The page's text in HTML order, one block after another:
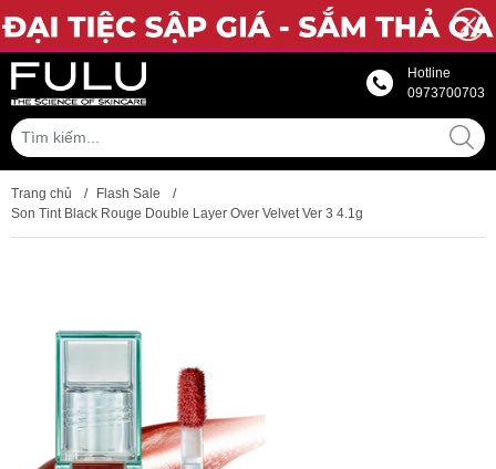
Hotline
0973700703
Trang chủ / Flash Sale
/
Son Tint Black Rouge Double Layer Over Velvet Ver 3 4.1g